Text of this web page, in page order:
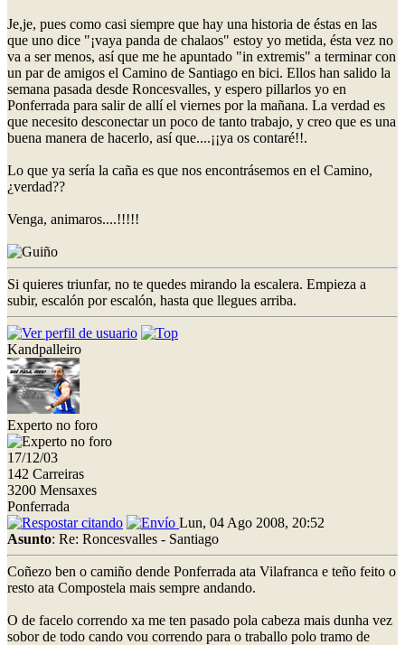
Je,je, pues como casi siempre que hay una historia de éstas en las
que uno dice "¡vaya panda de chalaos" estoy yo metida, ésta vez no
va a ser menos, así que me he apuntado "in extremis" a terminar con
un par de amigos el Camino de Santiago en bici. Ellos han salido la
semana pasada desde Roncesvalles, y espero pillarlos yo en
Ponferrada para salir de allí el viernes por la mañana. La verdad es
que necesito desconectar un poco de tanto trabajo, y creo que es una
buena manera de hacerlo, así que....¡¡ya os contaré!!.
Lo que ya sería la caña es que nos encontrásemos en el Camino,
¿verdad??
Venga, animaros....!!!!!
Si quieres triunfar, no te quedes mirando la escalera. Empieza a
subir, escalón por escalón, hasta que llegues arriba.
Kandpalleiro
Experto no foro
17/12/03
142 Carreiras
3200 Mensaxes
Ponferrada
Lun, 04 Ago 2008, 20:52
Asunto: Re: Roncesvalles - Santiago
Coñezo ben o camiño dende Ponferrada ata Vilafranca e teño feito o
resto ata Compostela mais sempre andando.
O de facelo correndo xa me ten pasado pola cabeza mais dunha vez
sobor de todo cando vou correndo para o traballo polo tramo de